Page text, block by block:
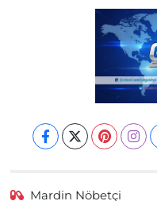
Mardin Nöbetçi